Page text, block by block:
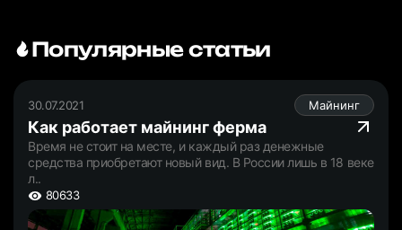
Популярные статьи
30.07.2021 Майнинг
Как работает майнинг ферма
Время не стоит на месте, и каждый раз денежные
средства приобретают новый вид. В России лишь в 18 веке
л..
80633